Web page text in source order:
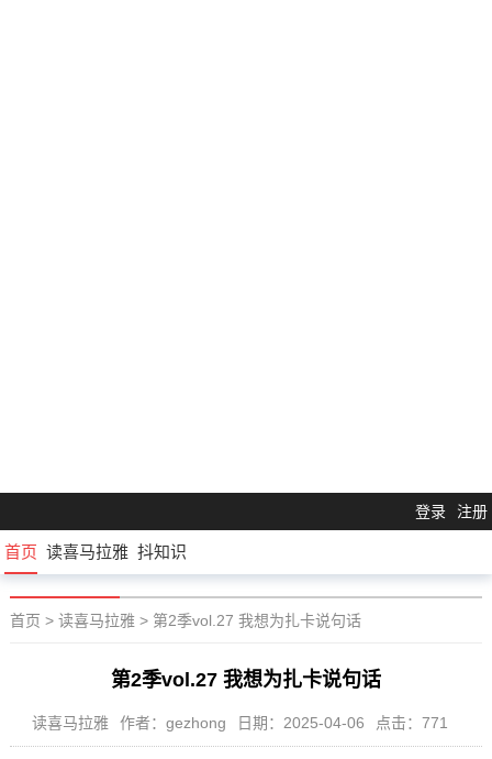
登录 注册
首页 读喜马拉雅 抖知识
首页 > 读喜马拉雅> 第2季vol.27 我想为扎卡说句话
第2季vol.27 我想为扎卡说句话
读喜马拉雅 作者：gezhong 日期：2025-04-06 点击：771